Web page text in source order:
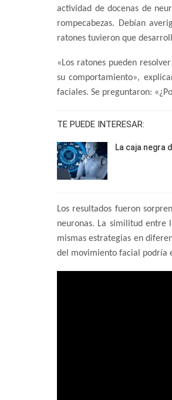
actividad de docenas de
rompecabezas. Debían
ratones tuvieron que
«Los ratones pueden
su comportamiento»,
faciales. Se preguntaron:
TE PUEDE INTERESAR:
La caja negra
Los resultados fueron
neuronas. La similitud entre
mismas estrategias en
del movimiento facial podría